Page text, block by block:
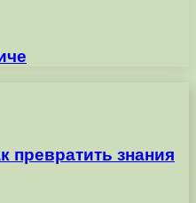
превратить знания